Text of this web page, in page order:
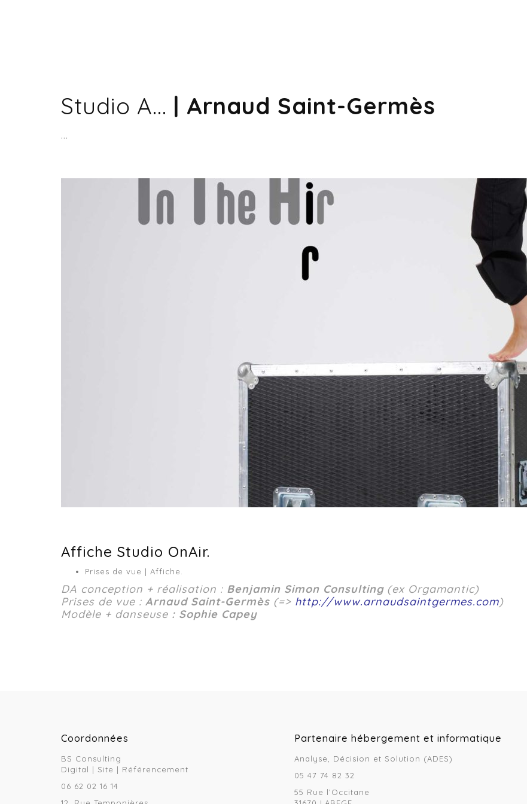
Studio A... | Arnaud Saint-Germès
...
Affiche Studio OnAir.
Prises de vue | Affiche.
DA conception + réalisation : Benjamin Simon Consulting (ex Orgamantic)
Prises de vue : Arnaud Saint-Germès (=> http://www.arnaudsaintgermes.com)
Modèle + danseuse : Sophie Capey
Coordonnées
BS Consulting
Digital | Site | Référencement
06 62 02 16 14
Partenaire hébergement et informatique
Analyse, Décision et Solution (ADES)
05 47 74 82 32
55 Rue l’Occitane